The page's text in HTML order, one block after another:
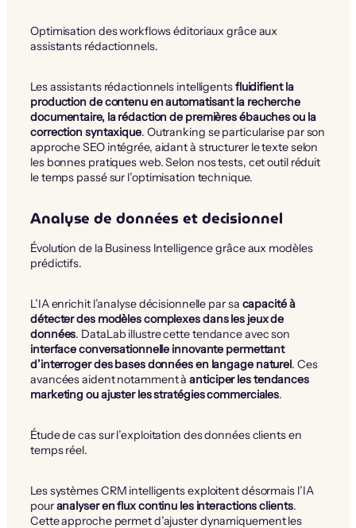
Optimisation des workflows éditoriaux grâce aux
assistants rédactionnels.
Les assistants rédactionnels intelligentsfluidifient la
production de contenu en automatisant la recherche
documentaire, la rédaction de premières ébauches ou la
correction syntaxique. Outranking se particularise par son
approche SEO intégrée, aidant à structurer le texte selon
les bonnes pratiques web. Selon nos tests, cet outil réduit
le temps passé sur l’optimisation technique.
Analyse de données et decisionnel
Évolution de la Business Intelligence grâce aux modèles
prédictifs.
L’IA enrichit l’analyse décisionnelle par sa capacité à
détecter des modèles complexes dans les jeux de
données. DataLab illustre cette tendance avec son
interface conversationnelle innovante permettant
d’interroger des bases données en langage naturel. Ces
avancées aident notamment àanticiper les tendances
marketing ou ajuster les stratégies commerciales.
Étude de cas sur l’exploitation des données clients en
temps réel.
Les systèmes CRM intelligents exploitent désormais l’IA
pouranalyser en flux continu les interactions clients.
Cette approche permet d’ajuster dynamiquement les